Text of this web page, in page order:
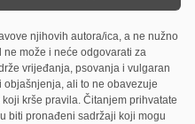
njihovih autora/ica, a ne nužno
može i neće odgovarati za
vrijeđanja, psovanja i vulgaran
ali to ne obavezuje
krše pravila. Čitanjem prihvatate
biti pronađeni sadržaji koji mogu